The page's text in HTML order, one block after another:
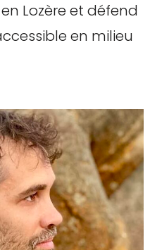
Lozère et défend
en milieu